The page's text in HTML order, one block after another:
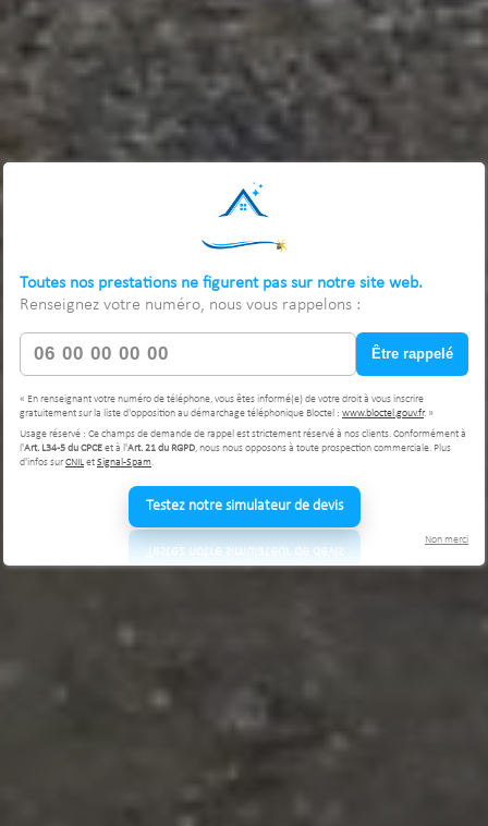
Toutes nos prestations ne figurent pas sur notre site web.
Renseignez votre numéro, nous vous rappelons :
Être rappelé
« En renseignant votre numéro de téléphone, vous êtes informé(e) de votre droit à vous inscrire
gratuitement sur la liste d'opposition au démarchage téléphonique Bloctel : www.bloctel.gouv.fr. »
Usage réservé : Ce champs de demande de rappel est strictement réservé à nos clients. Conformément à
l'Art. L34-5 du CPCEet à l'Art. 21 du RGPD, nous nous opposons à toute prospection commerciale. Plus
d'infos surCNILetSignal-Spam.
Testez notre simulateur de devis
Non merci